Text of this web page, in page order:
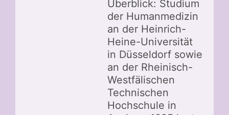
Überblick: Studium
der Humanmedizin
an der Heinrich-
Heine-Universität
in Düsseldorf sowie
an der Rheinisch-
Westfälischen
Technischen
Hochschule in